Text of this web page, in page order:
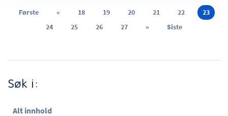
Første « 18 19 20 21 22
23
24
25 26 27 » Siste
Søk i:
Alt innhold